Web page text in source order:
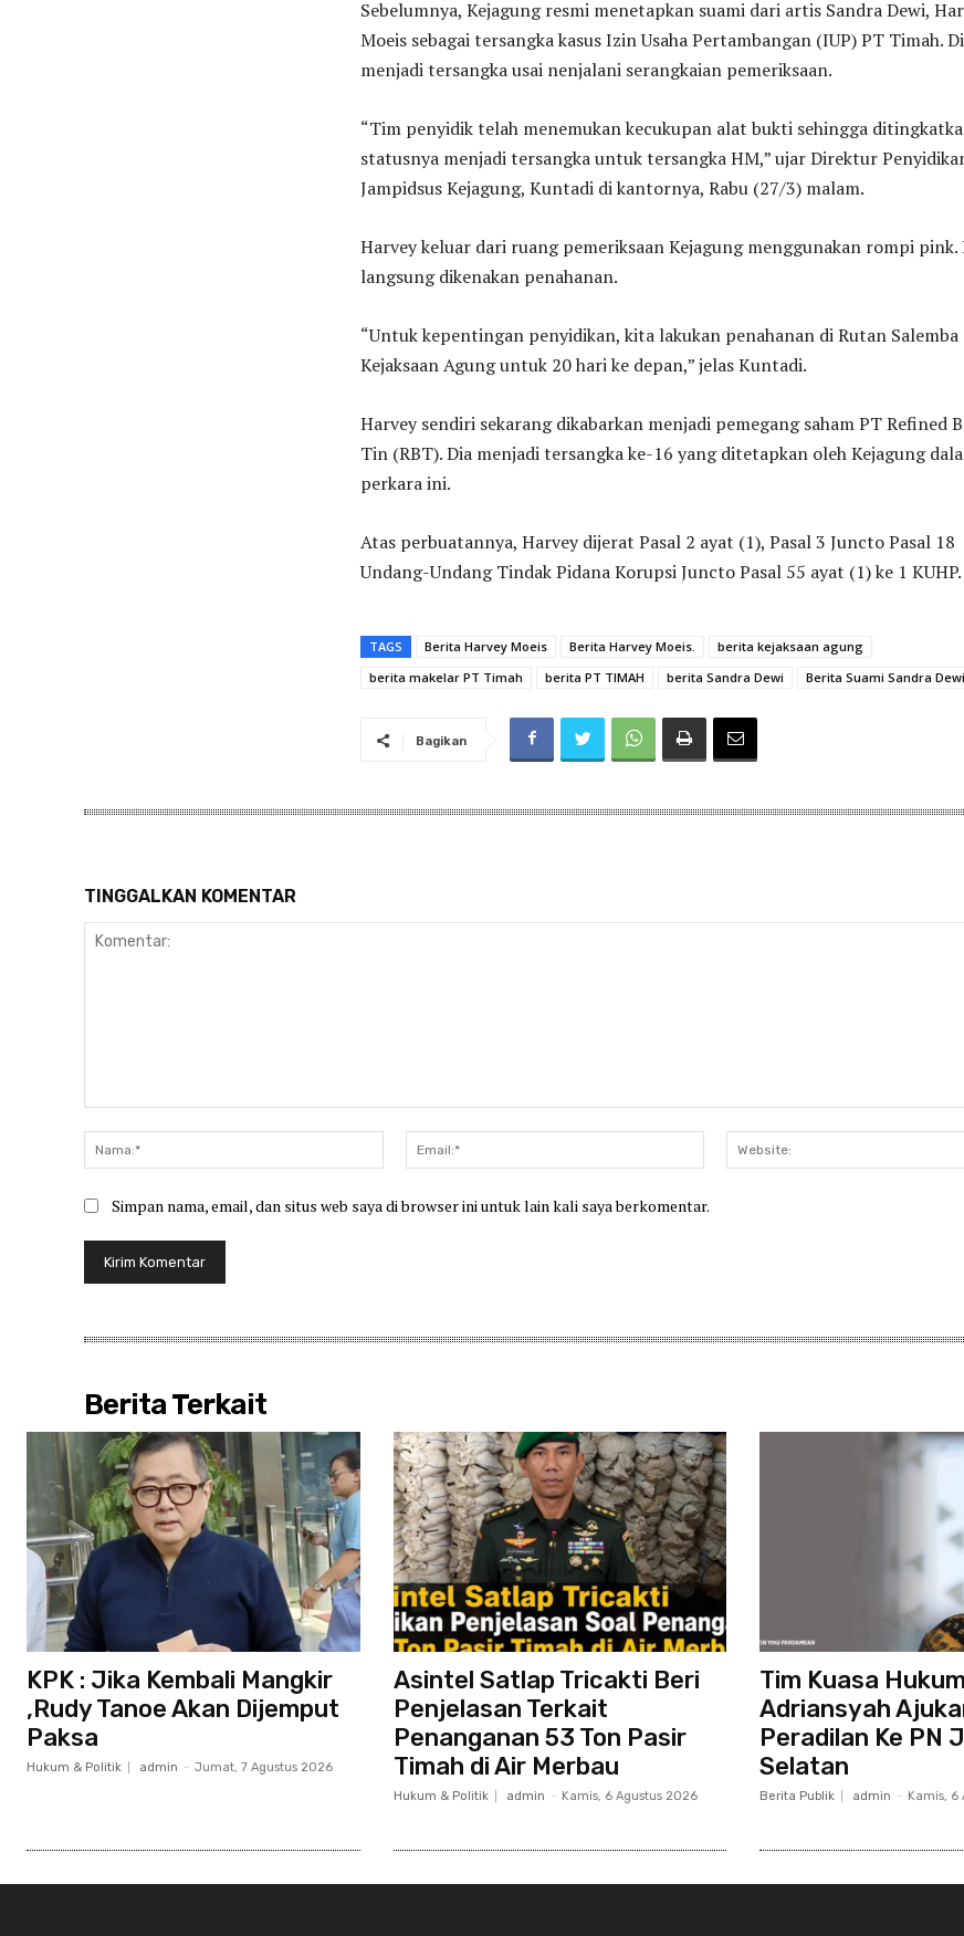
Sebelumnya, Kejagung resmi menetapkan suami dari artis Sandra Dewi,
Moeis sebagai tersangka kasus Izin Usaha Pertambangan (IUP) PT Timah.
menjadi tersangka usai nenjalani serangkaian pemeriksaan.
“Tim penyidik telah menemukan kecukupan alat bukti sehingga
statusnya menjadi tersangka untuk tersangka HM,” ujar Direktur
Jampidsus Kejagung, Kuntadi di kantornya, Rabu (27/3) malam.
Harvey keluar dari ruang pemeriksaan Kejagung menggunakan rompi pink.
langsung dikenakan penahanan.
“Untuk kepentingan penyidikan, kita lakukan penahanan di Rutan Salemba
Kejaksaan Agung untuk 20 hari ke depan,” jelas Kuntadi.
Harvey sendiri sekarang dikabarkan menjadi pemegang saham PT Refined
Tin (RBT). Dia menjadi tersangka ke-16 yang ditetapkan oleh Kejagung
perkara ini.
Atas perbuatannya, Harvey dijerat Pasal 2 ayat (1), Pasal 3 Juncto Pasal 18
Undang-Undang Tindak Pidana Korupsi Juncto Pasal 55 ayat (1) ke 1 KUHP.
TAGS Berita Harvey Moeis Berita Harvey Moeis.
berita kejaksaan agung
berita makelar PT Timah
berita PT TIMAH berita Sandra Dewi Berita Suami Sandra Dewi
Bagikan
TINGGALKAN KOMENTAR
Nama:*
Email:*
Simpan nama, email, dan situs web saya di browser ini untuk lain kali saya berkomentar.
Berita Terkait
KPK : Jika Kembali Mangkir
,Rudy Tanoe Akan Dijemput
Paksa
Hukum & Politik admin - Jumat, 7 Agustus 2026
Asintel Satlap Tricakti Beri
Penjelasan Terkait
Penanganan 53 Ton Pasir
Timah di Air Merbau
Hukum & Politik admin - Kamis, 6 Agustus 2026
Tim Kuasa
Adriansyah
Peradilan Ke PN
Selatan
Berita Publik admin - Kamis, 6